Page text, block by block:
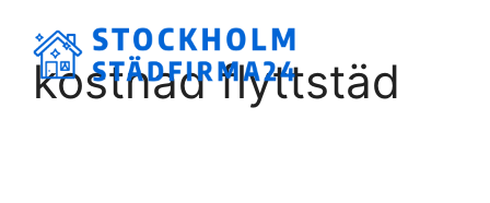
innehållkostnad flyttstäd